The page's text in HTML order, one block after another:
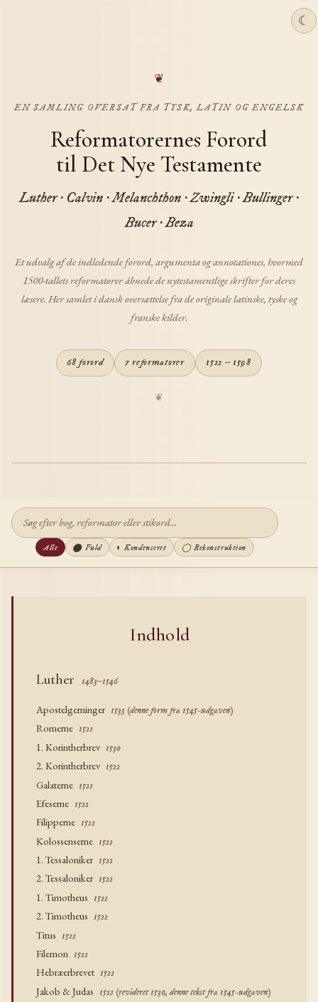
☾
EN SAMLING OVERSAT FRA TYSK, LATIN OG ENGELSK
Reformatorernes Forord
til Det Nye Testamente
Luther · Calvin · Melanchthon · Zwingli · Bullinger ·
Bucer · Beza
Et udvalg af de indledende forord, argumenta og annotationes, hvormed
1500-tallets reformatorer åbnede de nytestamentlige skrifter for deres
læsere. Her samlet i dansk oversættelse fra de originale latinske, tyske og
franske kilder.
68 forord 7 reformatorer 1522 – 1598
Alle ⬤ Fuld ◐ Kondenseret ◯ Rekonstruktion
Indhold
Luther 1483–1546
Apostelgerninger 1533 (denne form fra 1545-udgaven)
Romerne 1522
1. Korintherbrev 1530
2. Korintherbrev 1522
Galaterne 1522
Efeserne 1522
Filipperne 1522
Kolossenserne 1522
1. Tessaloniker 1522
2. Tessaloniker 1522
1. Timotheus 1522
2. Timotheus 1522
Titus 1522
Filemon 1522
Hebræerbrevet 1522
Jakob & Judas 1522 (revideret 1530, denne tekst fra 1545-udgaven)